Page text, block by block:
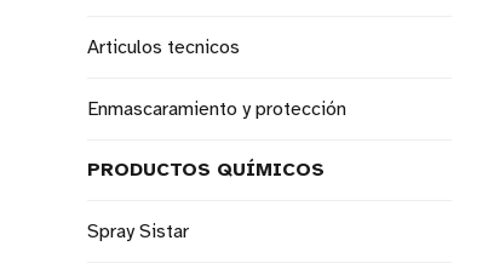
Articulos tecnicos
Enmascaramiento y protección
PRODUCTOS QUÍMICOS
Spray Sistar